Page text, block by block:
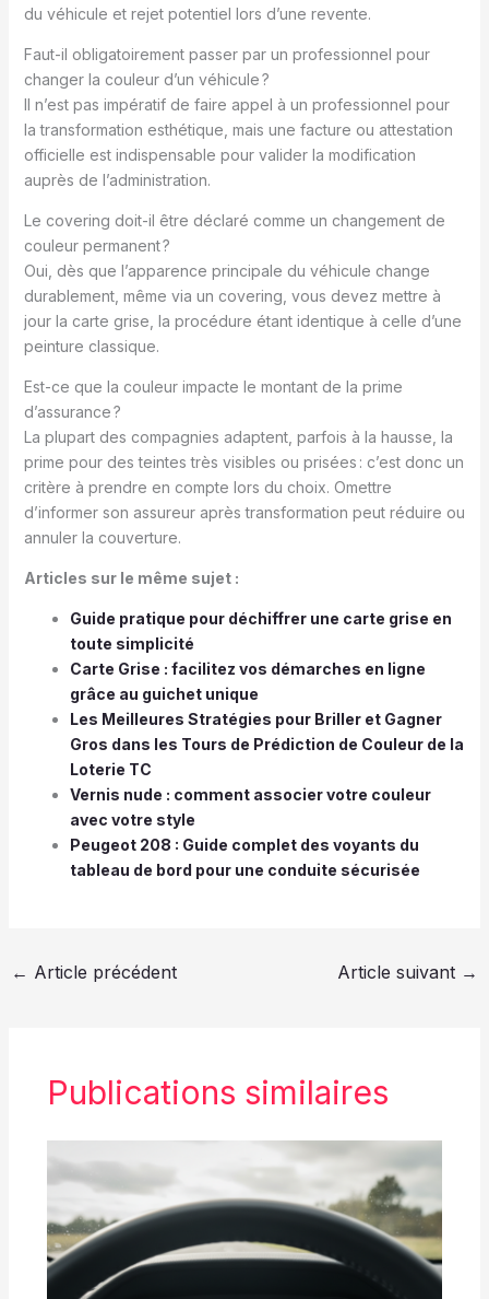
du véhicule et rejet potentiel lors d’une revente.
Faut-il obligatoirement passer par un professionnel pour
changer la couleur d’un véhicule ?
Il n’est pas impératif de faire appel à un professionnel pour
la transformation esthétique, mais une facture ou attestation
officielle est indispensable pour valider la modification
auprès de l’administration.
Le covering doit-il être déclaré comme un changement de
couleur permanent ?
Oui, dès que l’apparence principale du véhicule change
durablement, même via un covering, vous devez mettre à
jour la carte grise, la procédure étant identique à celle d’une
peinture classique.
Est-ce que la couleur impacte le montant de la prime
d’assurance ?
La plupart des compagnies adaptent, parfois à la hausse, la
prime pour des teintes très visibles ou prisées : c’est donc un
critère à prendre en compte lors du choix. Omettre
d’informer son assureur après transformation peut réduire ou
annuler la couverture.
Articles sur le même sujet :
Guide pratique pour déchiffrer une carte grise en
toute simplicité
Carte Grise : facilitez vos démarches en ligne
grâce au guichet unique
Les Meilleures Stratégies pour Briller et Gagner
Gros dans les Tours de Prédiction de Couleur de la
Loterie TC
Vernis nude : comment associer votre couleur
avec votre style
Peugeot 208 : Guide complet des voyants du
tableau de bord pour une conduite sécurisée
← Article précédent Article suivant →
Publications similaires